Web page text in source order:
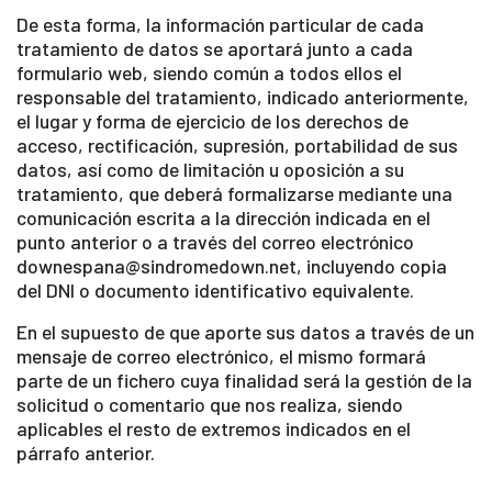
De esta forma, la información particular de cada
tratamiento de datos se aportará junto a cada
formulario web, siendo común a todos ellos el
responsable del tratamiento, indicado anteriormente,
el lugar y forma de ejercicio de los derechos de
acceso, rectificación, supresión, portabilidad de sus
datos, así como de limitación u oposición a su
tratamiento, que deberá formalizarse mediante una
comunicación escrita a la dirección indicada en el
punto anterior o a través del correo electrónico
downespana@sindromedown.net, incluyendo copia
del DNI o documento identificativo equivalente.
En el supuesto de que aporte sus datos a través de un
mensaje de correo electrónico, el mismo formará
parte de un fichero cuya finalidad será la gestión de la
solicitud o comentario que nos realiza, siendo
aplicables el resto de extremos indicados en el
párrafo anterior.